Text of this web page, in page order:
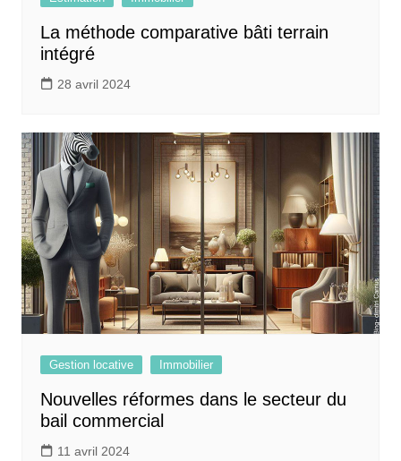
La méthode comparative bâti terrain
intégré
28 avril 2024
Gestion locative Immobilier
Nouvelles réformes dans le secteur du
bail commercial
11 avril 2024